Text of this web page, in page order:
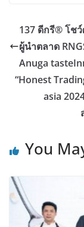
137 ดีกรี® โช
ผู้นำตลาด
Anuga
“Honest
asia
You